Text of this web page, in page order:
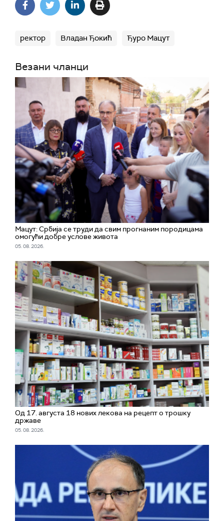
ректор Владан Ђокић Ђуро Мацут
Везани чланци
Мацут: Србија се труди да свим прогнаним породицама
омогући добре услове живота
05. 08. 2026.
Од 17. августа 18 нових лекова на рецепт о трошку
државе
05. 08. 2026.